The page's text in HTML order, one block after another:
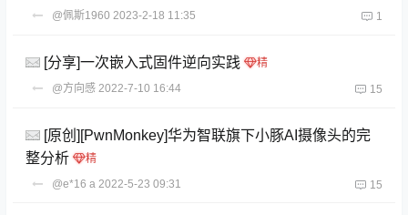
@佩斯1960 2023-2-18 11:35 1
[分享]一次嵌入式固件逆向实践
@方向感 2022-7-10 16:44 15
[原创][PwnMonkey]华为智联旗下小豚AI摄像头的完
整分析
@e*16 a 2022-5-23 09:31 15